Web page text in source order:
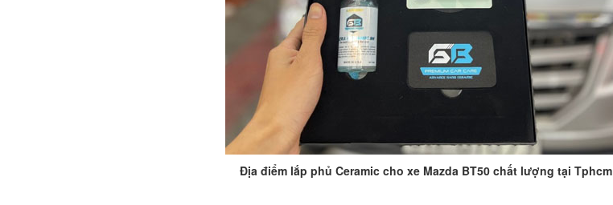
Địa điểm lắp phủ Ceramic cho xe Mazda BT50 chất lượng tại Tphcm